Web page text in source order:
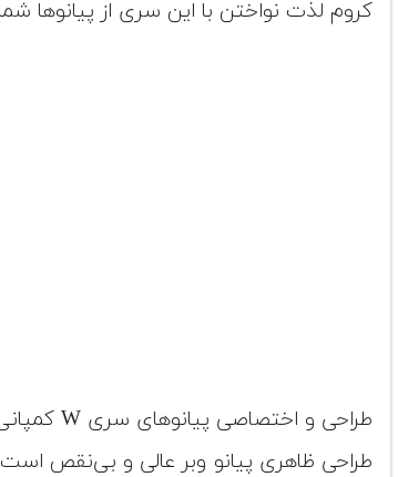
کروم لذت نواختن با این سری از پیانوها
طراحی و اختصاصی پیانوهای سری W کمپانی وبر
طراحی ظاهری پیانو وبر عالی و بی‌نقص